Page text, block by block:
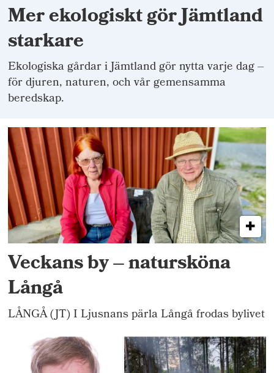
Mer ekologiskt gör Jämtland
starkare
Ekologiska gårdar i Jämtland gör nytta varje dag –
för djuren, naturen, och vår gemensamma
beredskap.
Veckans by – natursköna
Långå
LÅNGÅ (JT) I Ljusnans pärla Långå frodas bylivet